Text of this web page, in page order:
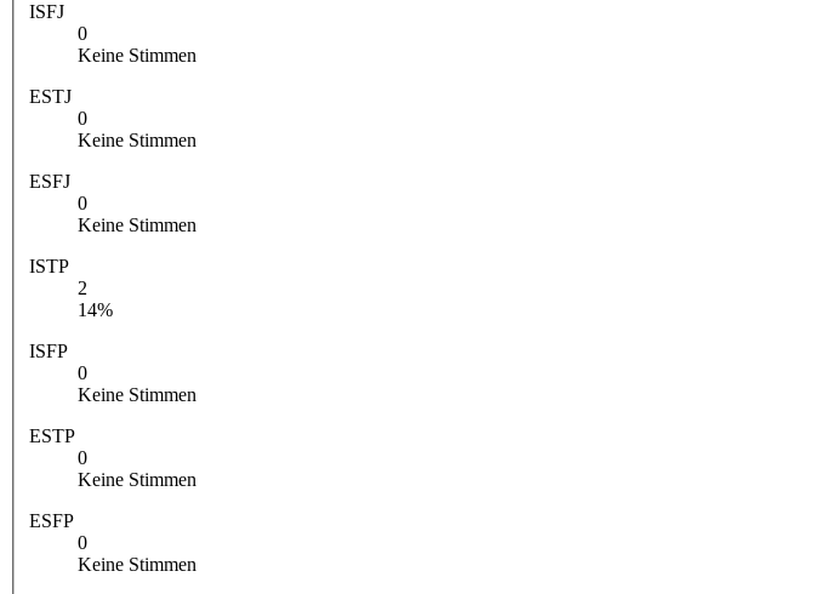
ISFJ
0
Keine Stimmen
ESTJ
0
Keine Stimmen
ESFJ
0
Keine Stimmen
ISTP
2
14%
ISFP
0
Keine Stimmen
ESTP
0
Keine Stimmen
ESFP
0
Keine Stimmen